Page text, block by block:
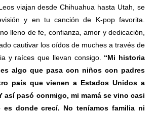
viajan desde Chihuahua hasta Utah, se
y en tu canción de K-pop favorita.
lleno de fe, confianza, amor y dedicación,
cautivar los oídos de muches a través de
y raíces que llevan consigo. “Mi historia
algo que pasa con niños con padres
país que vienen a Estados Unidos a
así pasó conmigo, mi mamá se vino casi
donde crecí. No teníamos familia ni